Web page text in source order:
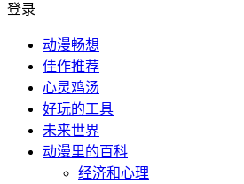
登录
动漫畅想
佳作推荐
心灵鸡汤
好玩的工具
未来世界
动漫里的百科
经济和心理